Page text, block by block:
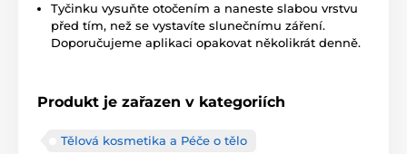
Tyčinku vysuňte otočením a naneste slabou vrstvu
před tím, než se vystavíte slunečnímu záření.
Doporučujeme aplikaci opakovat několikrát denně.
Produkt je zařazen v kategoriích
Tělová kosmetika a Péče o tělo